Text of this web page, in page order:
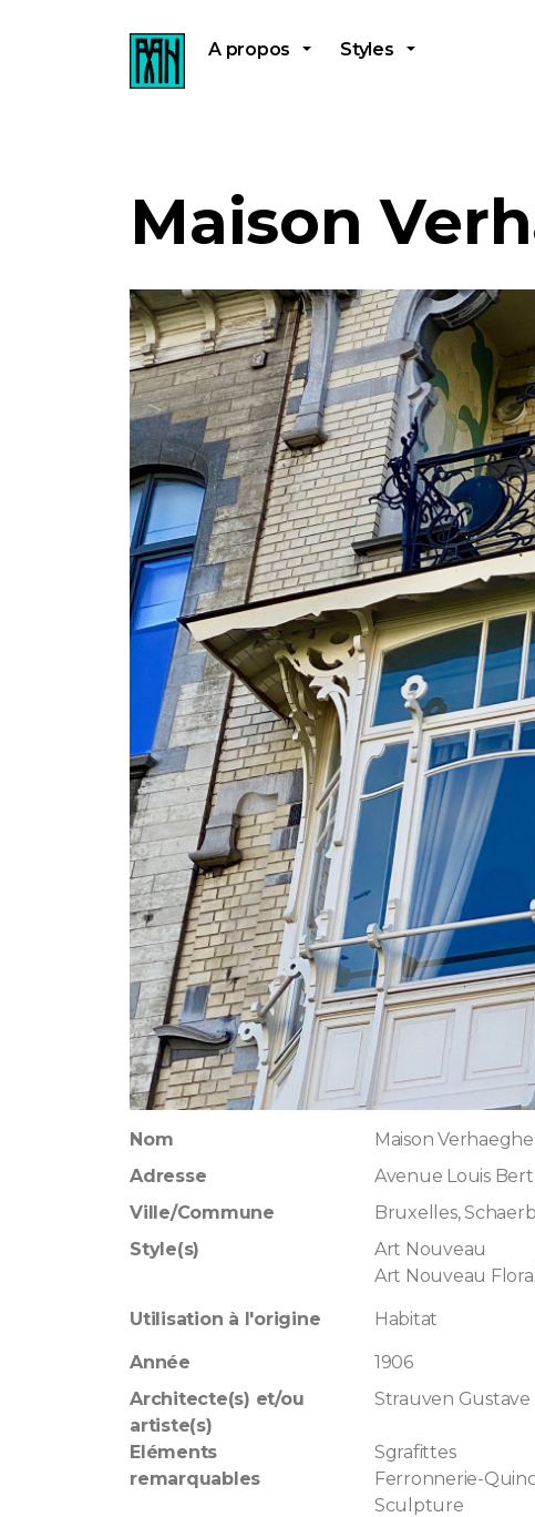
A propos Styles
Maison
Nom
Maison Verhaeghe
Adresse
Avenue Louis
Ville/Commune
Bruxelles,
Style(s)
Art Nouveau
Art Nouveau Floral
Utilisation à l'origine Habitat
Année
1906
Architecte(s) et/ou
artiste(s)
Strauven Gustave
Eléments
remarquables
Sgrafittes
Ferronnerie-
Sculpture